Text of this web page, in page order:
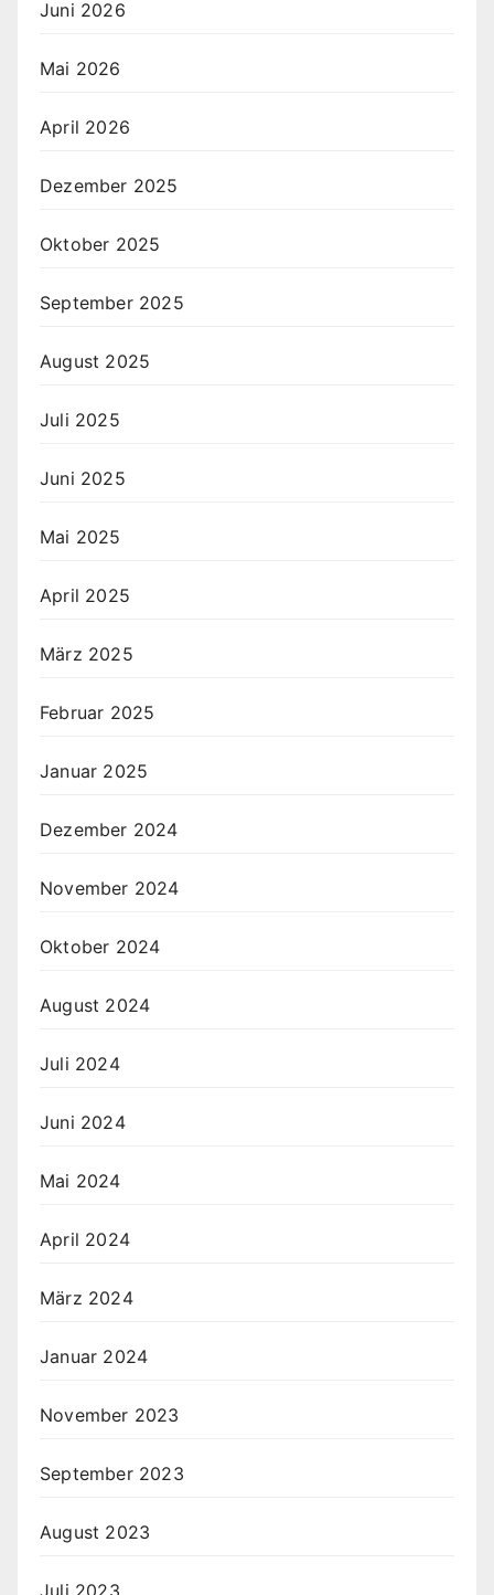
Juni 2026
Mai 2026
April 2026
Dezember 2025
Oktober 2025
September 2025
August 2025
Juli 2025
Juni 2025
Mai 2025
April 2025
März 2025
Februar 2025
Januar 2025
Dezember 2024
November 2024
Oktober 2024
August 2024
Juli 2024
Juni 2024
Mai 2024
April 2024
März 2024
Januar 2024
November 2023
September 2023
August 2023